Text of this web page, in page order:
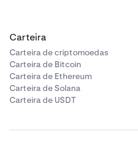
1
100%
1.000 x 1 x 100% = 1.000 USD
Carteira
Carteira de criptomoedas
Carteira de Bitcoin
Carteira de Ethereum
Carteira de Solana
Carteira de USDT